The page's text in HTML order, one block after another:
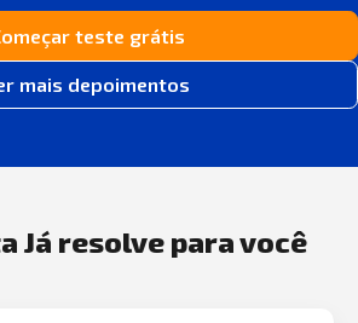
teste grátis
mais depoimentos
Já resolve para você